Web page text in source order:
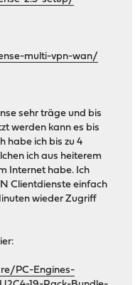
multi-vpn-wan/
sehr träge und bis
werden kann es bis
habe ich bis zu 4
ich aus heiterem
Internet habe. Ich
Clientdienste einfach
wieder Zugriff
PC-Engines-